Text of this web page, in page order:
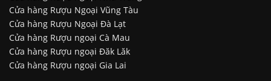
Cửa hàng Rượu Ngoại Vũng Tàu
Cửa hàng Rượu Ngoại Đà Lạt
Cửa hàng Rượu ngoại Cà Mau
Cửa hàng Rượu ngoại Đăk Lăk
Cửa hàng Rượu ngoại Gia Lai